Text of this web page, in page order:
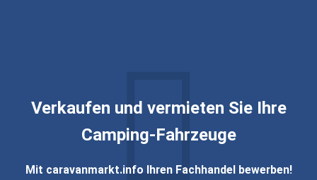
Verkaufen und vermieten Sie Ihre
Camping-Fahrzeuge
Mit caravanmarkt.info Ihren Fachhandel bewerben!